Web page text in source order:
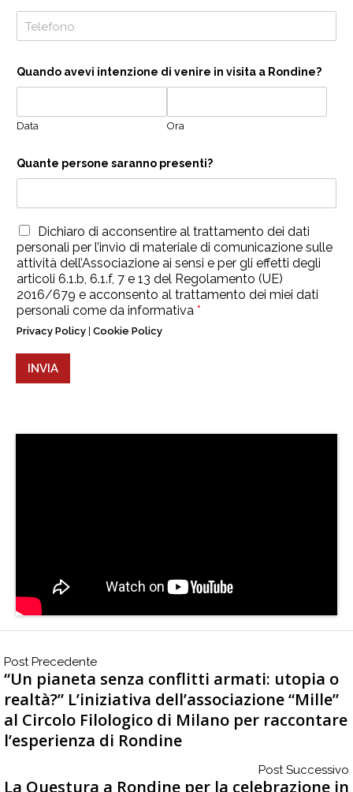
i
*
f
o
o
Quando avevi intenzione di venire in visita a Rondine?
Data Ora
Quante persone saranno presenti?
T
r
a
t
t
a
m
e
d
Dichiaro di acconsentire al trattamento dei dati
personali per l’invio di materiale di comunicazione sulle
attività dell’Associazione ai sensi e per gli effetti degli
articoli 6.1.b, 6.1.f, 7 e 13 del Regolamento (UE)
2016/679 e acconsento al trattamento dei miei dati
personali come da informativa *
Privacy Policy Cookie Policy
INVIA
Post Precedente
“Un pianeta senza conflitti armati: utopia o
realtà?” L’iniziativa dell’associazione “Mille”
al Circolo Filologico di Milano per raccontare
l’esperienza di Rondine
Post Successivo
La Questura a Rondine per la celebrazione in